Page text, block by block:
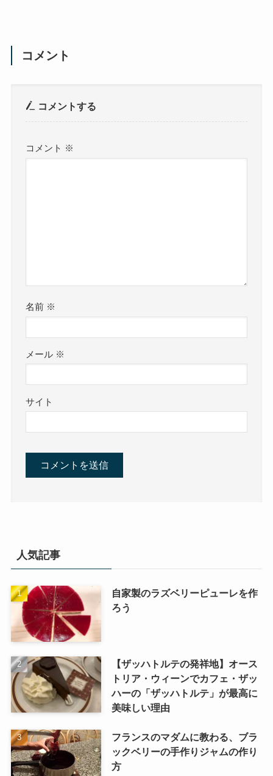
コメント
コメントする
コメント ※
名前 ※
メール ※
サイト
人気記事
自家製のラズベリーピューレを作
ろう
【ザッハトルテの発祥地】オース
トリア・ウィーンでカフェ・ザッ
ハーの「ザッハトルテ」が最高に
美味しい理由
フランスのマダムに教わる、ブラ
ックベリーの手作りジャムの作り
方